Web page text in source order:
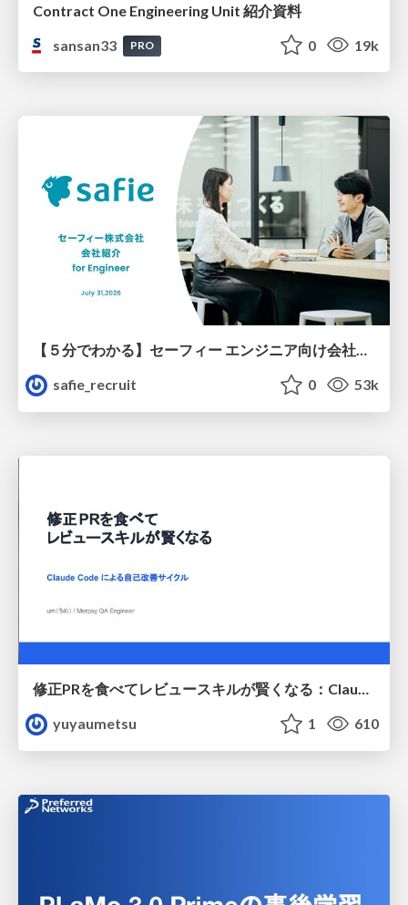
Contract One Engineering Unit 紹介資料
sansan33
PRO 0 19k
【５分でわかる】セーフィー エンジニア向け会社紹介
safie_recruit
0 53k
修正PRを食べてレビュースキルが賢くなる：Claude Codeによる自己改善サイクル
yuyaumetsu
1 610